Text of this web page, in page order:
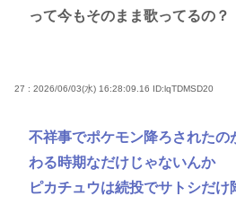
って今もそのまま歌ってるの？
27 : 2026/06/03(水) 16:28:09.16 ID:lqTDMSD20
不祥事でポケモン降ろされたの
わる時期なだけじゃないんか
ピカチュウは続投でサトシだけ